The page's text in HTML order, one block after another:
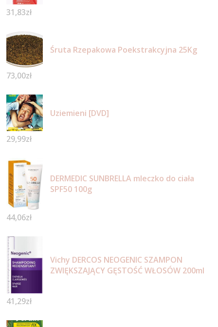
31,83zł
Śruta Rzepakowa Poekstrakcyjna 25Kg
73,00zł
Uziemieni [DVD]
29,99zł
DERMEDIC SUNBRELLA mleczko do ciała
SPF50 100g
44,06zł
Vichy DERCOS NEOGENIC SZAMPON
ZWIĘKSZAJĄCY GĘSTOŚĆ WŁOSÓW 200ml
41,29zł